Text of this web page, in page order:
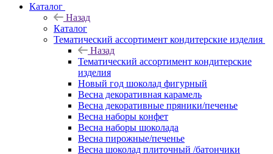
Каталог
Назад
Каталог
Тематический ассортимент кондитерские изделия
Назад
Тематический ассортимент кондитерские
изделия
Новый год шоколад фигурный
Весна декоративная карамель
Весна декоративные пряники/печенье
Весна наборы конфет
Весна наборы шоколада
Весна пирожные/печенье
Весна шоколад плиточный /батончики